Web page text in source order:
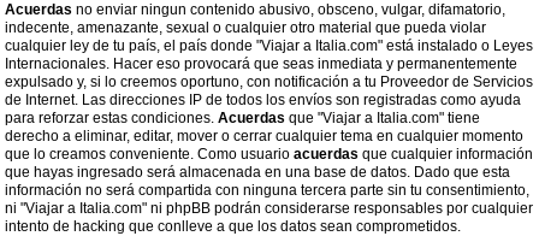
Acuerdas no enviar ningun contenido abusivo, obsceno, vulgar, difamatorio,
indecente, amenazante, sexual o cualquier otro material que pueda violar
cualquier ley de tu país, el país donde "Viajar a Italia.com" está instalado o Leyes
Internacionales. Hacer eso provocará que seas inmediata y permanentemente
expulsado y, si lo creemos oportuno, con notificación a tu Proveedor de Servicios
de Internet. Las direcciones IP de todos los envíos son registradas como ayuda
para reforzar estas condiciones. Acuerdas que "Viajar a Italia.com" tiene
derecho a eliminar, editar, mover o cerrar cualquier tema en cualquier momento
que lo creamos conveniente. Como usuario acuerdas que cualquier información
que hayas ingresado será almacenada en una base de datos. Dado que esta
información no será compartida con ninguna tercera parte sin tu consentimiento,
ni "Viajar a Italia.com" ni phpBB podrán considerarse responsables por cualquier
intento de hacking que conlleve a que los datos sean comprometidos.